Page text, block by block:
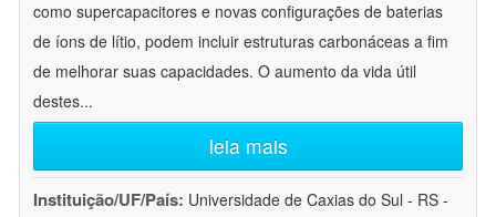
como supercapacitores e novas configurações de baterias
de íons de lítio, podem incluir estruturas carbonáceas a fim
de melhorar suas capacidades. O aumento da vida útil
destes...
leia mais
Instituição/UF/País: Universidade de Caxias do Sul - RS -